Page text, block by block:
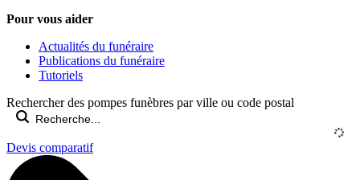
Pour vous aider
Actualités du funéraire
Publications du funéraire
Tutoriels
Rechercher des pompes funèbres par ville ou code postal
Devis comparatif